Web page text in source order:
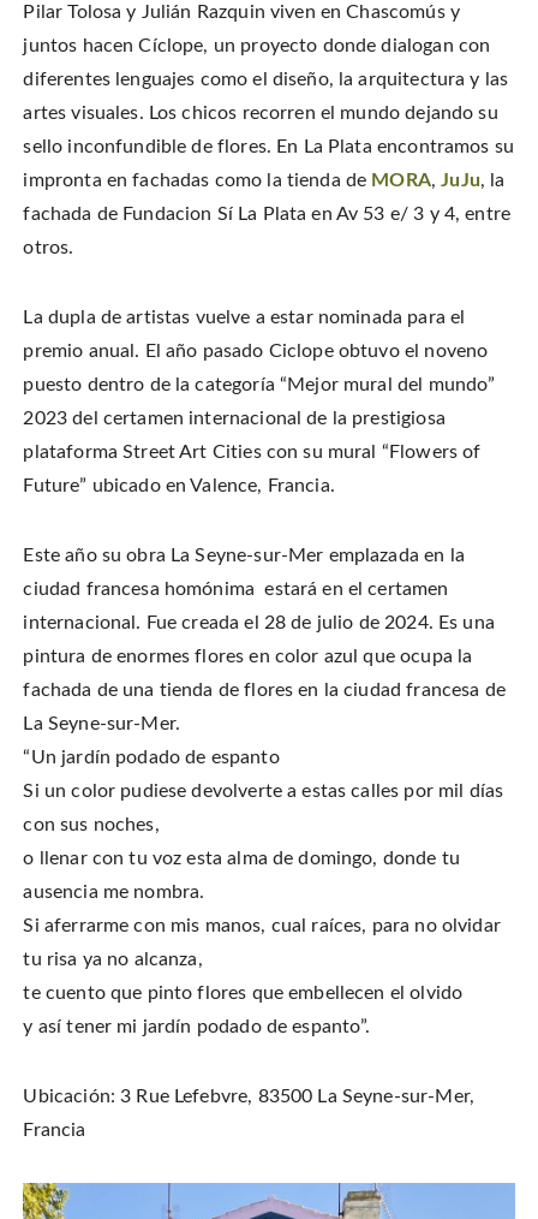
Pilar Tolosa y Julián Razquin viven en Chascomús y
juntos hacen Cíclope, un proyecto donde dialogan con
diferentes lenguajes como el diseño, la arquitectura y las
artes visuales. Los chicos recorren el mundo dejando su
sello inconfundible de flores. En La Plata encontramos su
impronta en fachadas como la tienda de MORA,JuJu, la
fachada de Fundacion Sí La Plata en Av 53 e/ 3 y 4, entre
otros.
La dupla de artistas vuelve a estar nominada para el
premio anual. El año pasado Ciclope obtuvo el noveno
puesto dentro de la categoría “Mejor mural del mundo”
2023 del certamen internacional de la prestigiosa
plataforma Street Art Cities con su mural “Flowers of
Future” ubicado en Valence, Francia.
Este año su obra La Seyne-sur-Mer emplazada en la
ciudad francesa homónima estará en el certamen
internacional. Fue creada el 28 de julio de 2024. Es una
pintura de enormes flores en color azul que ocupa la
fachada de una tienda de flores en la ciudad francesa de
La Seyne-sur-Mer.
“Un jardín podado de espanto
Si un color pudiese devolverte a estas calles por mil días
con sus noches,
o llenar con tu voz esta alma de domingo, donde tu
ausencia me nombra.
Si aferrarme con mis manos, cual raíces, para no olvidar
tu risa ya no alcanza,
te cuento que pinto flores que embellecen el olvido
y así tener mi jardín podado de espanto”.
Ubicación: 3 Rue Lefebvre, 83500 La Seyne-sur-Mer,
Francia